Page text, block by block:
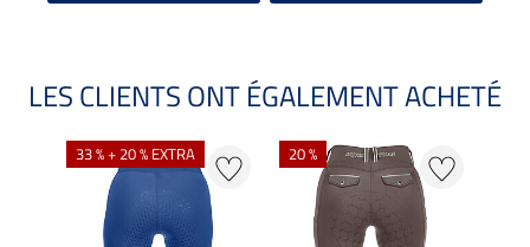
LES CLIENTS ONT ÉGALEMENT ACHETÉ
33 % + 20 % EXTRA 20 %